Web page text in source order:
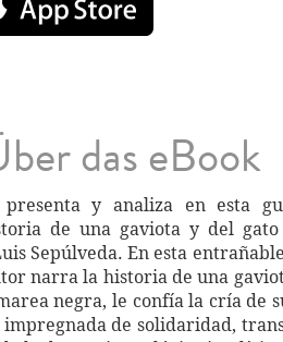
das eBook
presenta y analiza en esta
de una gaviota y del
Sepúlveda. En esta
narra la historia de una
negra, le confía la cría de
de solidaridad,